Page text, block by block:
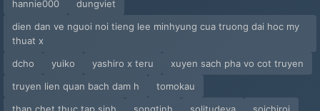
Ussr×China
IE×JE
JE×Nazi
hannie000
dungviet
dien dan ve nguoi noi tieng lee minhyung cua truong dai hoc my
thuat x
dcho
yuiko yashiro x teru
xuyen sach pha vo cot truyen
truyen lien quan bach dam h
tomokau